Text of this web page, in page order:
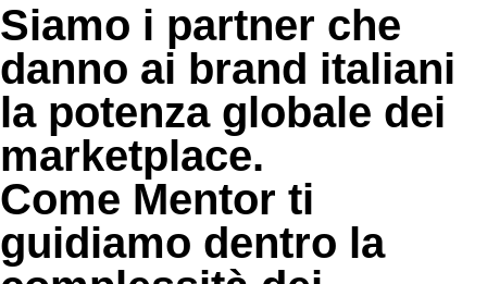
Siamo i partner che
danno ai brand italiani
la potenza globale dei
marketplace.
Come Mentor ti
guidiamo dentro la